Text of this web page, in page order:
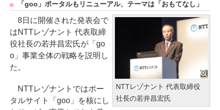
「goo」ポータルもリニューアル、テーマは「おもてなし」
NTTレゾナント 代表取締役
社長の若井昌宏氏
8日に開催された発表会で
はNTTレゾナント 代表取締
役社長の若井昌宏氏が「go
o」事業全体の戦略を説明し
た。
NTTレゾナントではポー
タルサイト「goo」を核にし